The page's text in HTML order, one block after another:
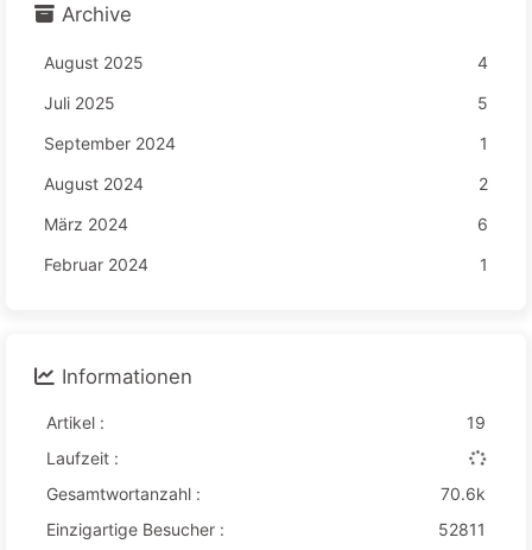
Archive
August 2025
4
Juli 2025
5
September 2024
1
August 2024
2
März 2024
6
Februar 2024
1
Informationen
Artikel :
19
Laufzeit :
Gesamtwortanzahl :
70.6k
Einzigartige Besucher :
52811